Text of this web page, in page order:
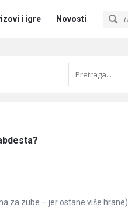
i igre Novosti
za zube – jer ostane više hrane)